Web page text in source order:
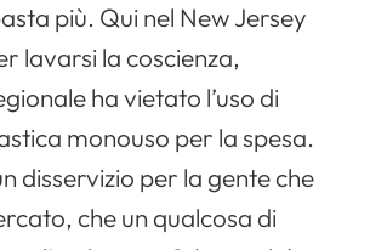
più. Qui nel New Jersey
lavarsi la coscienza,
ha vietato l’uso di
monouso per la spesa.
disservizio per la gente che
che un qualcosa di